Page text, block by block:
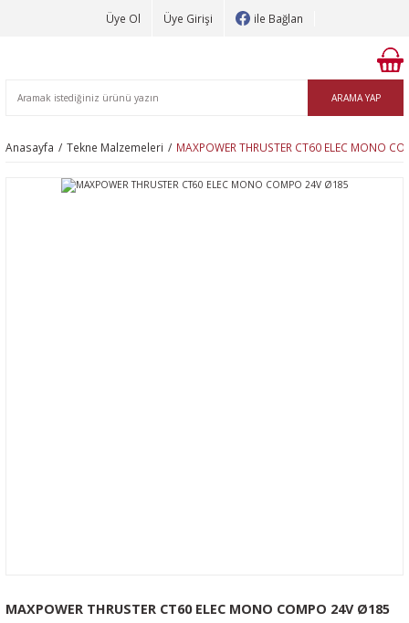
Üye Ol Üye Girişi ile Bağlan
ARAMA YAP
Anasayfa Tekne Malzemeleri MAXPOWER THRUSTER CT60 ELEC MONO
MAXPOWER THRUSTER CT60 ELEC MONO COMPO 24V Ø185